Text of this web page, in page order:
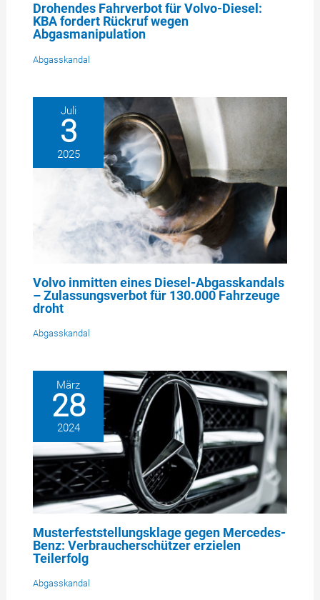
Drohendes Fahrverbot für Volvo-Diesel:
KBA fordert Rückruf wegen
Abgasmanipulation
Abgasskandal
Juli
3
2025
Volvo inmitten eines Diesel-Abgasskandals
– Zulassungsverbot für 130.000 Fahrzeuge
droht
Abgasskandal
März
28
2024
Musterfeststellungsklage gegen Mercedes-
Benz: Verbraucherschützer erzielen
Teilerfolg
Abgasskandal